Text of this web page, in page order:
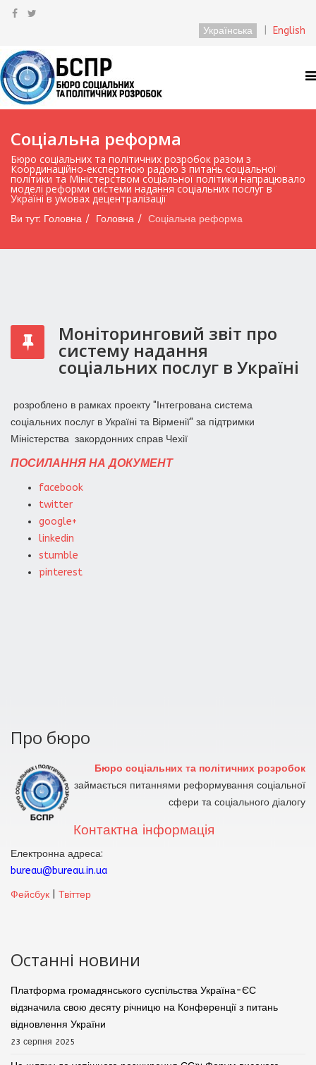
Українська English
Соціальна реформа
Бюро соціальних та політичних розробок разом з
Координаційно-експертною радою з питань соціальної
політики та Міністерством соціальної політики напрацювало
моделі реформи системи надання соціальних послуг в
Україні в умовах децентралізації
Ви тут: Головна Головна Соціальна реформа
Моніторинговий звіт про
систему надання
соціальних послуг в Україні
розроблено в рамках проекту "Інтегрована система
соціальних послуг в Україні та Вірменії" за підтримки
Міністерства закордонних справ Чехії
ПОСИЛАННЯ НА ДОКУМЕНТ
facebook
twitter
google+
linkedin
stumble
pinterest
Про бюро
Бюро соціальних та політичних розробок
займається питаннями реформування соціальної
сфери та соціального діалогу
Контактна інформація
Електронна адреса:
bureau@bureau.in.ua
Фейсбук
Твіттер
Останні новини
Платформа громадянського суспільства Україна-ЄС
відзначила свою десяту річницю на Конференції з питань
відновлення України
23 серпня 2025